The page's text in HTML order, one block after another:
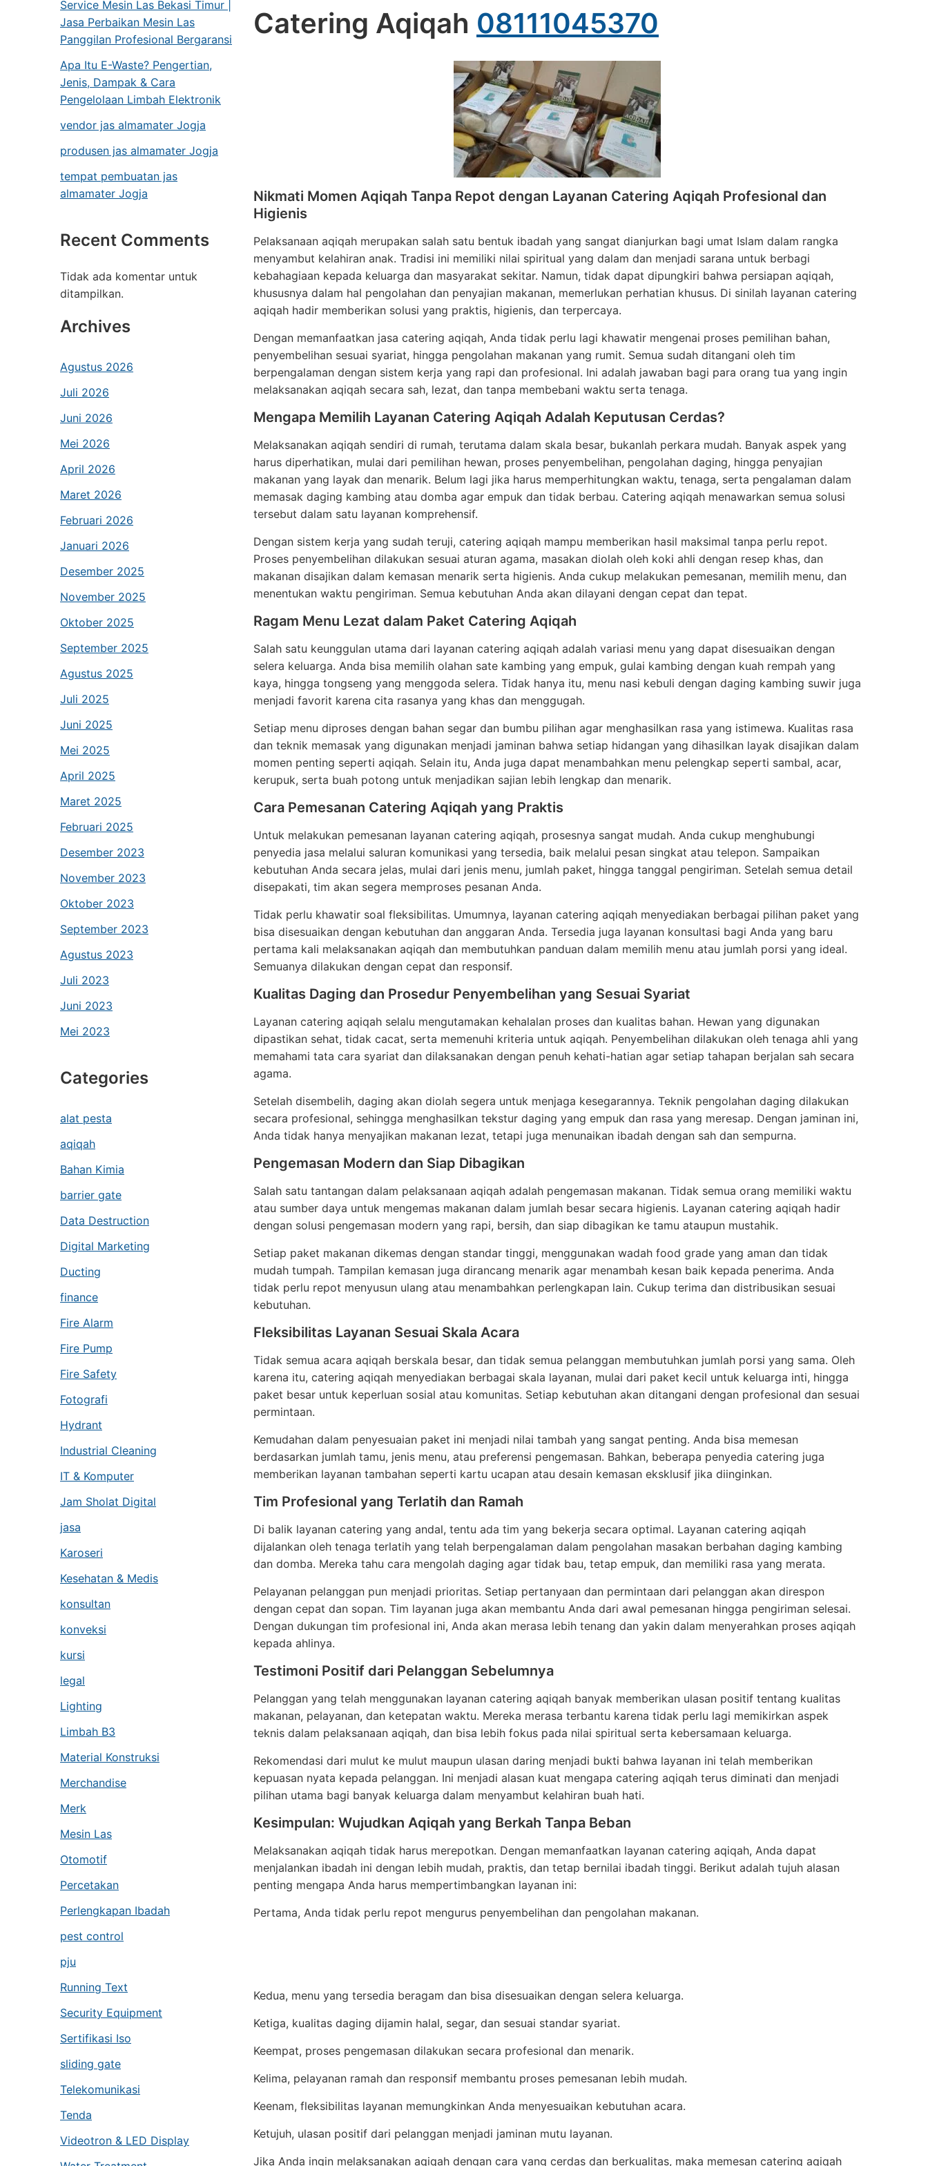
Service Mesin Las Bekasi Timur |
Jasa Perbaikan Mesin Las
Panggilan Profesional Bergaransi
Apa Itu E-Waste? Pengertian,
Jenis, Dampak & Cara
Pengelolaan Limbah Elektronik
vendor jas almamater Jogja
produsen jas almamater Jogja
tempat pembuatan jas
almamater Jogja
Recent Comments
Tidak ada komentar untuk
ditampilkan.
Archives
Agustus 2026
Juli 2026
Juni 2026
Mei 2026
April 2026
Maret 2026
Februari 2026
Januari 2026
Desember 2025
November 2025
Oktober 2025
September 2025
Agustus 2025
Juli 2025
Juni 2025
Mei 2025
April 2025
Maret 2025
Februari 2025
Desember 2023
November 2023
Oktober 2023
September 2023
Agustus 2023
Juli 2023
Juni 2023
Mei 2023
Categories
alat pesta
aqiqah
Bahan Kimia
barrier gate
Data Destruction
Digital Marketing
Ducting
finance
Fire Alarm
Fire Pump
Fire Safety
Fotografi
Hydrant
Industrial Cleaning
IT & Komputer
Jam Sholat Digital
jasa
Karoseri
Kesehatan & Medis
konsultan
konveksi
kursi
legal
Lighting
Limbah B3
Material Konstruksi
Merchandise
Merk
Mesin Las
Otomotif
Percetakan
Perlengkapan Ibadah
pest control
pju
Running Text
Security Equipment
Sertifikasi Iso
sliding gate
Telekomunikasi
Tenda
Videotron & LED Display
Catering Aqiqah 08111045370
Nikmati Momen Aqiqah Tanpa Repot dengan Layanan Catering Aqiqah Profesional dan
Higienis
Pelaksanaan aqiqah merupakan salah satu bentuk ibadah yang sangat dianjurkan bagi umat Islam dalam rangka
menyambut kelahiran anak. Tradisi ini memiliki nilai spiritual yang dalam dan menjadi sarana untuk berbagi
kebahagiaan kepada keluarga dan masyarakat sekitar. Namun, tidak dapat dipungkiri bahwa persiapan aqiqah,
khususnya dalam hal pengolahan dan penyajian makanan, memerlukan perhatian khusus. Di sinilah layanan catering
aqiqah hadir memberikan solusi yang praktis, higienis, dan terpercaya.
Dengan memanfaatkan jasa catering aqiqah, Anda tidak perlu lagi khawatir mengenai proses pemilihan bahan,
penyembelihan sesuai syariat, hingga pengolahan makanan yang rumit. Semua sudah ditangani oleh tim
berpengalaman dengan sistem kerja yang rapi dan profesional. Ini adalah jawaban bagi para orang tua yang ingin
melaksanakan aqiqah secara sah, lezat, dan tanpa membebani waktu serta tenaga.
Mengapa Memilih Layanan Catering Aqiqah Adalah Keputusan Cerdas?
Melaksanakan aqiqah sendiri di rumah, terutama dalam skala besar, bukanlah perkara mudah. Banyak aspek yang
harus diperhatikan, mulai dari pemilihan hewan, proses penyembelihan, pengolahan daging, hingga penyajian
makanan yang layak dan menarik. Belum lagi jika harus memperhitungkan waktu, tenaga, serta pengalaman dalam
memasak daging kambing atau domba agar empuk dan tidak berbau. Catering aqiqah menawarkan semua solusi
tersebut dalam satu layanan komprehensif.
Dengan sistem kerja yang sudah teruji, catering aqiqah mampu memberikan hasil maksimal tanpa perlu repot.
Proses penyembelihan dilakukan sesuai aturan agama, masakan diolah oleh koki ahli dengan resep khas, dan
makanan disajikan dalam kemasan menarik serta higienis. Anda cukup melakukan pemesanan, memilih menu, dan
menentukan waktu pengiriman. Semua kebutuhan Anda akan dilayani dengan cepat dan tepat.
Ragam Menu Lezat dalam Paket Catering Aqiqah
Salah satu keunggulan utama dari layanan catering aqiqah adalah variasi menu yang dapat disesuaikan dengan
selera keluarga. Anda bisa memilih olahan sate kambing yang empuk, gulai kambing dengan kuah rempah yang
kaya, hingga tongseng yang menggoda selera. Tidak hanya itu, menu nasi kebuli dengan daging kambing suwir juga
menjadi favorit karena cita rasanya yang khas dan menggugah.
Setiap menu diproses dengan bahan segar dan bumbu pilihan agar menghasilkan rasa yang istimewa. Kualitas rasa
dan teknik memasak yang digunakan menjadi jaminan bahwa setiap hidangan yang dihasilkan layak disajikan dalam
momen penting seperti aqiqah. Selain itu, Anda juga dapat menambahkan menu pelengkap seperti sambal, acar,
kerupuk, serta buah potong untuk menjadikan sajian lebih lengkap dan menarik.
Cara Pemesanan Catering Aqiqah yang Praktis
Untuk melakukan pemesanan layanan catering aqiqah, prosesnya sangat mudah. Anda cukup menghubungi
penyedia jasa melalui saluran komunikasi yang tersedia, baik melalui pesan singkat atau telepon. Sampaikan
kebutuhan Anda secara jelas, mulai dari jenis menu, jumlah paket, hingga tanggal pengiriman. Setelah semua detail
disepakati, tim akan segera memproses pesanan Anda.
Tidak perlu khawatir soal fleksibilitas. Umumnya, layanan catering aqiqah menyediakan berbagai pilihan paket yang
bisa disesuaikan dengan kebutuhan dan anggaran Anda. Tersedia juga layanan konsultasi bagi Anda yang baru
pertama kali melaksanakan aqiqah dan membutuhkan panduan dalam memilih menu atau jumlah porsi yang ideal.
Semuanya dilakukan dengan cepat dan responsif.
Kualitas Daging dan Prosedur Penyembelihan yang Sesuai Syariat
Layanan catering aqiqah selalu mengutamakan kehalalan proses dan kualitas bahan. Hewan yang digunakan
dipastikan sehat, tidak cacat, serta memenuhi kriteria untuk aqiqah. Penyembelihan dilakukan oleh tenaga ahli yang
memahami tata cara syariat dan dilaksanakan dengan penuh kehati-hatian agar setiap tahapan berjalan sah secara
agama.
Setelah disembelih, daging akan diolah segera untuk menjaga kesegarannya. Teknik pengolahan daging dilakukan
secara profesional, sehingga menghasilkan tekstur daging yang empuk dan rasa yang meresap. Dengan jaminan ini,
Anda tidak hanya menyajikan makanan lezat, tetapi juga menunaikan ibadah dengan sah dan sempurna.
Pengemasan Modern dan Siap Dibagikan
Salah satu tantangan dalam pelaksanaan aqiqah adalah pengemasan makanan. Tidak semua orang memiliki waktu
atau sumber daya untuk mengemas makanan dalam jumlah besar secara higienis. Layanan catering aqiqah hadir
dengan solusi pengemasan modern yang rapi, bersih, dan siap dibagikan ke tamu ataupun mustahik.
Setiap paket makanan dikemas dengan standar tinggi, menggunakan wadah food grade yang aman dan tidak
mudah tumpah. Tampilan kemasan juga dirancang menarik agar menambah kesan baik kepada penerima. Anda
tidak perlu repot menyusun ulang atau menambahkan perlengkapan lain. Cukup terima dan distribusikan sesuai
kebutuhan.
Fleksibilitas Layanan Sesuai Skala Acara
Tidak semua acara aqiqah berskala besar, dan tidak semua pelanggan membutuhkan jumlah porsi yang sama. Oleh
karena itu, catering aqiqah menyediakan berbagai skala layanan, mulai dari paket kecil untuk keluarga inti, hingga
paket besar untuk keperluan sosial atau komunitas. Setiap kebutuhan akan ditangani dengan profesional dan sesuai
permintaan.
Kemudahan dalam penyesuaian paket ini menjadi nilai tambah yang sangat penting. Anda bisa memesan
berdasarkan jumlah tamu, jenis menu, atau preferensi pengemasan. Bahkan, beberapa penyedia catering juga
memberikan layanan tambahan seperti kartu ucapan atau desain kemasan eksklusif jika diinginkan.
Tim Profesional yang Terlatih dan Ramah
Di balik layanan catering yang andal, tentu ada tim yang bekerja secara optimal. Layanan catering aqiqah
dijalankan oleh tenaga terlatih yang telah berpengalaman dalam pengolahan masakan berbahan daging kambing
dan domba. Mereka tahu cara mengolah daging agar tidak bau, tetap empuk, dan memiliki rasa yang merata.
Pelayanan pelanggan pun menjadi prioritas. Setiap pertanyaan dan permintaan dari pelanggan akan direspon
dengan cepat dan sopan. Tim layanan juga akan membantu Anda dari awal pemesanan hingga pengiriman selesai.
Dengan dukungan tim profesional ini, Anda akan merasa lebih tenang dan yakin dalam menyerahkan proses aqiqah
kepada ahlinya.
Testimoni Positif dari Pelanggan Sebelumnya
Pelanggan yang telah menggunakan layanan catering aqiqah banyak memberikan ulasan positif tentang kualitas
makanan, pelayanan, dan ketepatan waktu. Mereka merasa terbantu karena tidak perlu lagi memikirkan aspek
teknis dalam pelaksanaan aqiqah, dan bisa lebih fokus pada nilai spiritual serta kebersamaan keluarga.
Rekomendasi dari mulut ke mulut maupun ulasan daring menjadi bukti bahwa layanan ini telah memberikan
kepuasan nyata kepada pelanggan. Ini menjadi alasan kuat mengapa catering aqiqah terus diminati dan menjadi
pilihan utama bagi banyak keluarga dalam menyambut kelahiran buah hati.
Kesimpulan: Wujudkan Aqiqah yang Berkah Tanpa Beban
Melaksanakan aqiqah tidak harus merepotkan. Dengan memanfaatkan layanan catering aqiqah, Anda dapat
menjalankan ibadah ini dengan lebih mudah, praktis, dan tetap bernilai ibadah tinggi. Berikut adalah tujuh alasan
penting mengapa Anda harus mempertimbangkan layanan ini:
Pertama, Anda tidak perlu repot mengurus penyembelihan dan pengolahan makanan.
Kedua, menu yang tersedia beragam dan bisa disesuaikan dengan selera keluarga.
Ketiga, kualitas daging dijamin halal, segar, dan sesuai standar syariat.
Keempat, proses pengemasan dilakukan secara profesional dan menarik.
Kelima, pelayanan ramah dan responsif membantu proses pemesanan lebih mudah.
Keenam, fleksibilitas layanan memungkinkan Anda menyesuaikan kebutuhan acara.
Ketujuh, ulasan positif dari pelanggan menjadi jaminan mutu layanan.
Jika Anda ingin melaksanakan aqiqah dengan cara yang cerdas dan berkualitas, maka memesan catering aqiqah